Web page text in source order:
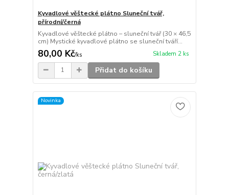
Kyvadlové věštecké plátno Sluneční tvář,
přírodní/černá
Kyvadlové věštecké plátno – sluneční tvář (30 × 46,5
cm) Mystické kyvadlové plátno se sluneční tváří...
80,00 Kč/ks Skladem 2 ks
Přidat do košíku
Novinka